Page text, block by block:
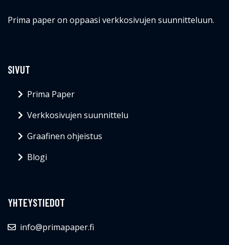
Prima paper on oppaasi verkkosivujen suunnitteluun.
SIVUT
Prima Paper
Verkkosivujen suunnittelu
Graafinen ohjeistus
Blogi
YHTEYSTIEDOT
info@primapaper.fi